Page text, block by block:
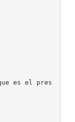
es el pres